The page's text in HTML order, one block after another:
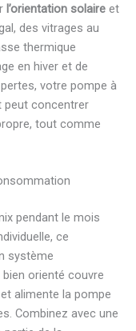
l’orientation solaire et
des vitrages au
thermique
en hiver et de
votre pompe à
peut concentrer
tout comme
pendant le mois
ce
système
orienté couvre
alimente la pompe
Combinez avec une